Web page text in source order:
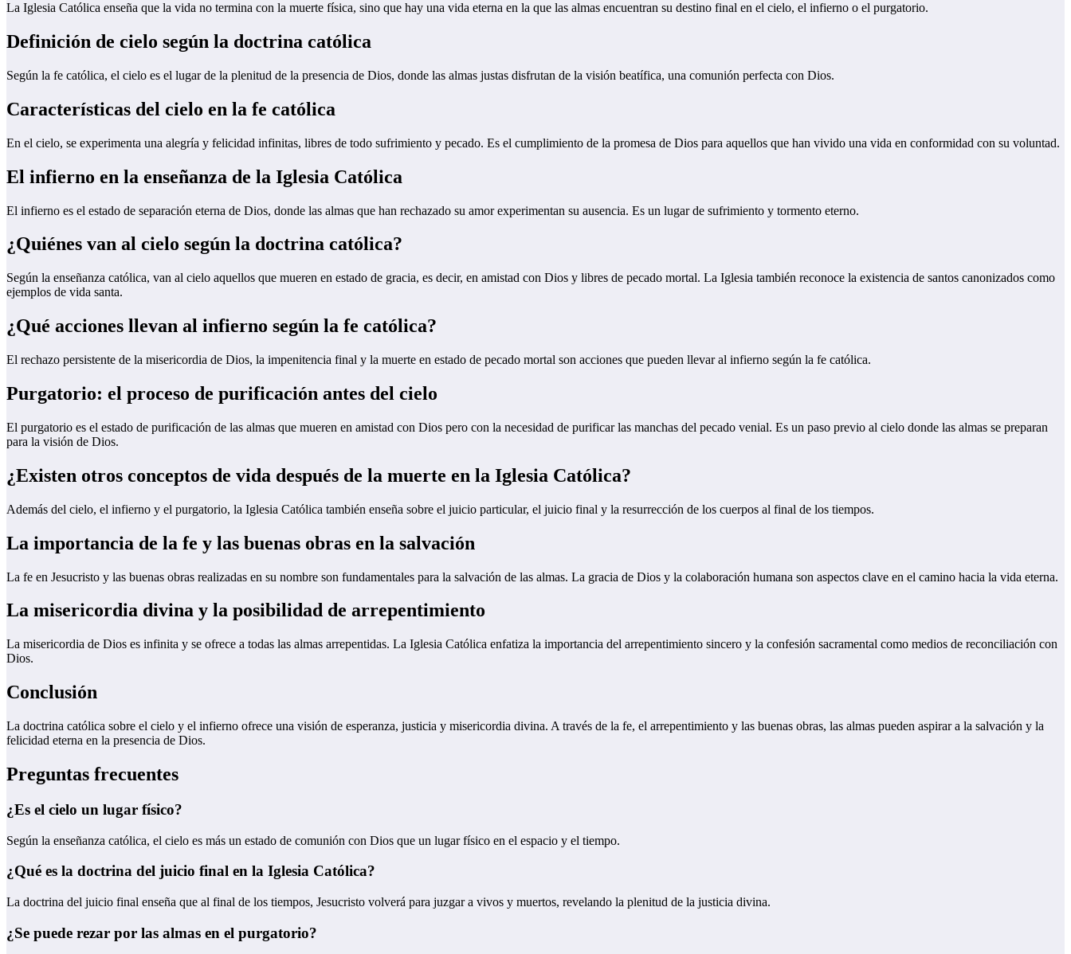
La Iglesia Católica enseña que la vida no termina con la muerte física, sino que hay una vida eterna en la que las almas encuentran su destino final en el cielo, el infierno o el purgatorio.
Definición de cielo según la doctrina católica
Según la fe católica, el cielo es el lugar de la plenitud de la presencia de Dios, donde las almas justas disfrutan de la visión beatífica, una comunión perfecta con Dios.
Características del cielo en la fe católica
En el cielo, se experimenta una alegría y felicidad infinitas, libres de todo sufrimiento y pecado. Es el cumplimiento de la promesa de Dios para aquellos que han vivido una vida en conformidad con su voluntad.
El infierno en la enseñanza de la Iglesia Católica
El infierno es el estado de separación eterna de Dios, donde las almas que han rechazado su amor experimentan su ausencia. Es un lugar de sufrimiento y tormento eterno.
¿Quiénes van al cielo según la doctrina católica?
Según la enseñanza católica, van al cielo aquellos que mueren en estado de gracia, es decir, en amistad con Dios y libres de pecado mortal. La Iglesia también reconoce la existencia de santos canonizados como
ejemplos de vida santa.
¿Qué acciones llevan al infierno según la fe católica?
El rechazo persistente de la misericordia de Dios, la impenitencia final y la muerte en estado de pecado mortal son acciones que pueden llevar al infierno según la fe católica.
Purgatorio: el proceso de purificación antes del cielo
El purgatorio es el estado de purificación de las almas que mueren en amistad con Dios pero con la necesidad de purificar las manchas del pecado venial. Es un paso previo al cielo donde las almas se preparan
para la visión de Dios.
¿Existen otros conceptos de vida después de la muerte en la Iglesia Católica?
Además del cielo, el infierno y el purgatorio, la Iglesia Católica también enseña sobre el juicio particular, el juicio final y la resurrección de los cuerpos al final de los tiempos.
La importancia de la fe y las buenas obras en la salvación
La fe en Jesucristo y las buenas obras realizadas en su nombre son fundamentales para la salvación de las almas. La gracia de Dios y la colaboración humana son aspectos clave en el camino hacia la vida eterna.
La misericordia divina y la posibilidad de arrepentimiento
La misericordia de Dios es infinita y se ofrece a todas las almas arrepentidas. La Iglesia Católica enfatiza la importancia del arrepentimiento sincero y la confesión sacramental como medios de reconciliación con
Dios.
Conclusión
La doctrina católica sobre el cielo y el infierno ofrece una visión de esperanza, justicia y misericordia divina. A través de la fe, el arrepentimiento y las buenas obras, las almas pueden aspirar a la salvación y la
felicidad eterna en la presencia de Dios.
Preguntas frecuentes
¿Es el cielo un lugar físico?
Según la enseñanza católica, el cielo es más un estado de comunión con Dios que un lugar físico en el espacio y el tiempo.
¿Qué es la doctrina del juicio final en la Iglesia Católica?
La doctrina del juicio final enseña que al final de los tiempos, Jesucristo volverá para juzgar a vivos y muertos, revelando la plenitud de la justicia divina.
¿Se puede rezar por las almas en el purgatorio?